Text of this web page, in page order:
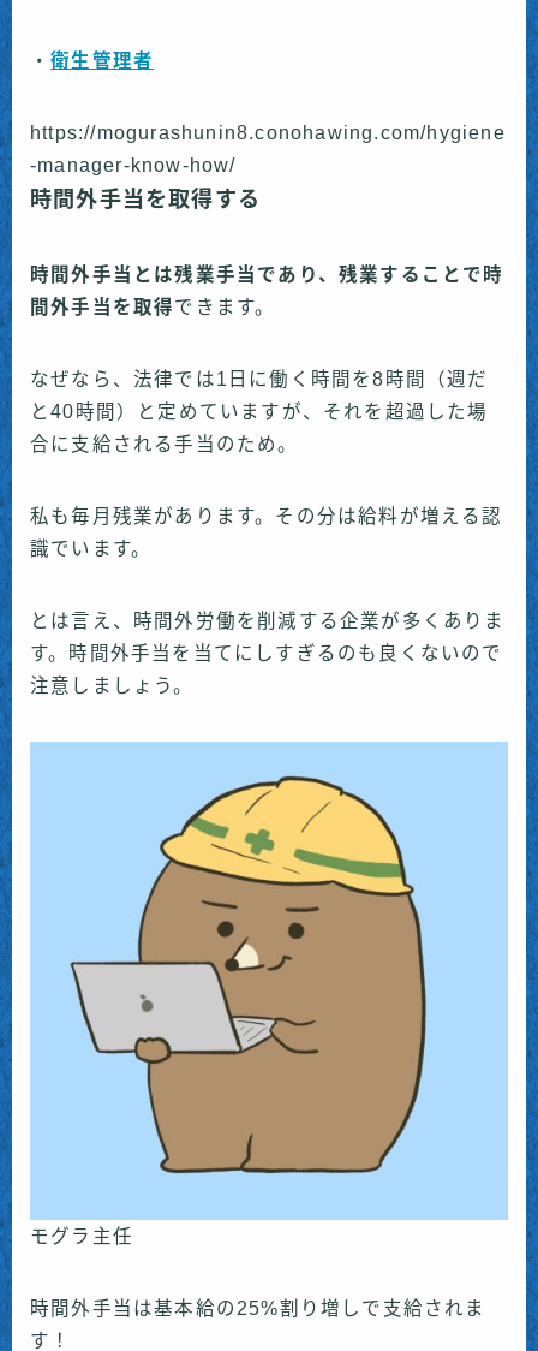
・衛生管理者
https://mogurashunin8.conohawing.com/hygiene
-manager-know-how/
時間外手当を取得する
時間外手当とは残業手当であり、残業することで時
間外手当を取得できます。
なぜなら、法律では1日に働く時間を8時間（週だ
と40時間）と定めていますが、それを超過した場
合に支給される手当のため。
私も毎月残業があります。その分は給料が増える認
識でいます。
とは言え、時間外労働を削減する企業が多くありま
す。時間外手当を当てにしすぎるのも良くないので
注意しましょう。
モグラ主任
時間外手当は基本給の25%割り増しで支給されま
す！